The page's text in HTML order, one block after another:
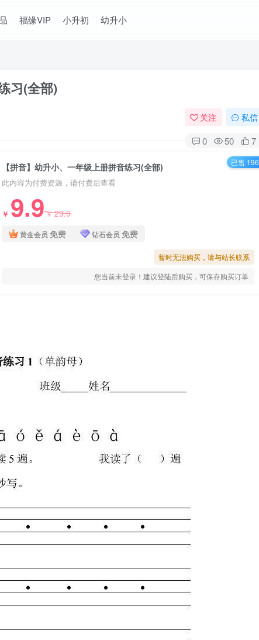
福缘VIP 小升初 幼升小
习(全部)
关注 私信
0 50 7
【拼音】幼升小、一年级上册拼音练习(全部)
此内容为付费资源，请付费后查看
￥ 9.9￥29.9
黄金会员 免费 钻石会员 免费
暂时无法购买，请与站长联系
您当前未登录！建议登陆后购买，可保存购买订单
已售 196